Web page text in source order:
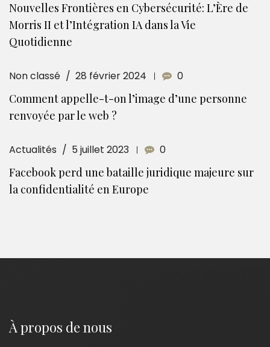
Nouvelles Frontières en Cybersécurité: L’Ère de
Morris II et l’Intégration IA dans la Vie
Quotidienne
Non classé 28 février 2024 0
Comment appelle-t-on l’image d’une personne
renvoyée par le web ?
Actualités 5 juillet 2023 0
Facebook perd une bataille juridique majeure sur
la confidentialité en Europe
À propos de nous